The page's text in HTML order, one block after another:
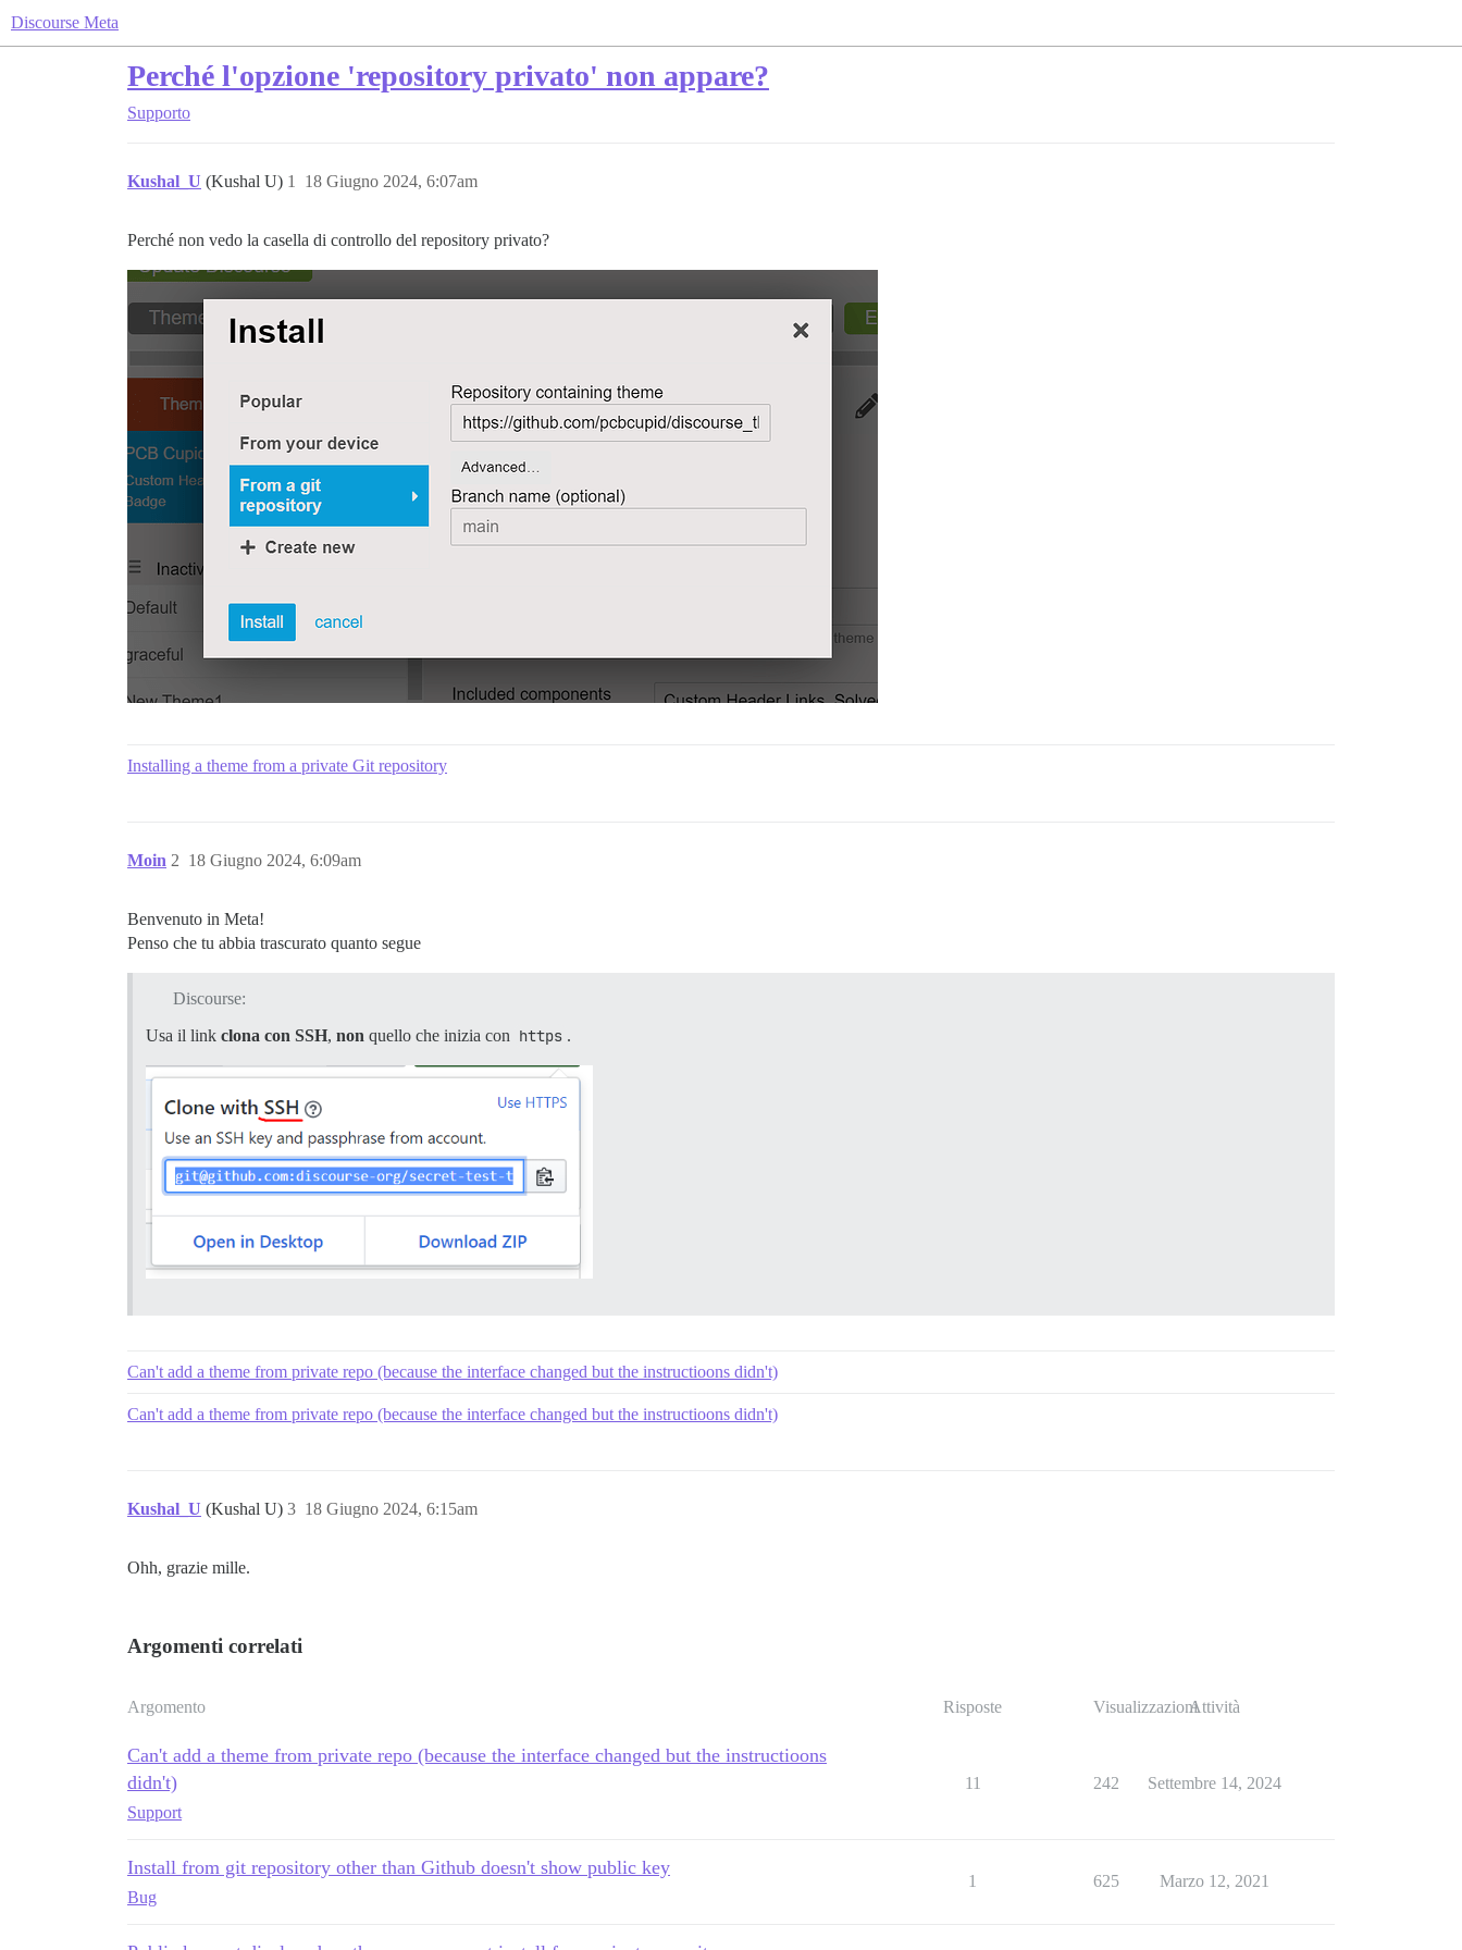
Discourse Meta
Perché l'opzione 'repository privato' non appare?
Supporto
Kushal_U (Kushal U) 18 Giugno 2024, 6:07am
1
Perché non vedo la casella di controllo del repository privato?
Installing a theme from a private Git repository
Moin 18 Giugno 2024, 6:09am
2
Benvenuto in Meta!
Penso che tu abbia trascurato quanto segue
Discourse:
Usa il link clona con SSH, non quello che inizia con https .
Can't add a theme from private repo (because the interface changed but the instructioons didn't)
Can't add a theme from private repo (because the interface changed but the instructioons didn't)
Kushal_U (Kushal U) 18 Giugno 2024, 6:15am
3
Ohh, grazie mille.
Argomenti correlati
Argomento Risposte VisualizzazioniAttività
Can't add a theme from private repo (because the interface changed but the instructioons
didn't)
Support
11 242 Settembre 14, 2024
Install from git repository other than Github doesn't show public key
Bug
1 625 Marzo 12, 2021